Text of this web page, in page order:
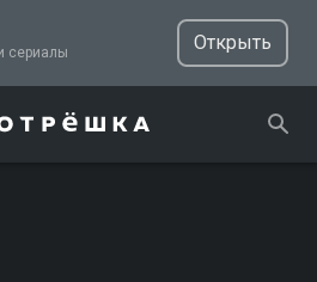
ТВ, фильмы и сериалы
Открыть